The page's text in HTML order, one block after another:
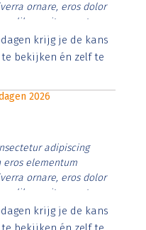
ornare, eros dolor
libero vitae erat.
id rutrum lorem
tristique posuere.
krijg je de kans
bekijken én zelf te
2026
adipiscing
eros elementum
ornare, eros dolor
libero vitae erat.
id rutrum lorem
tristique posuere.
krijg je de kans